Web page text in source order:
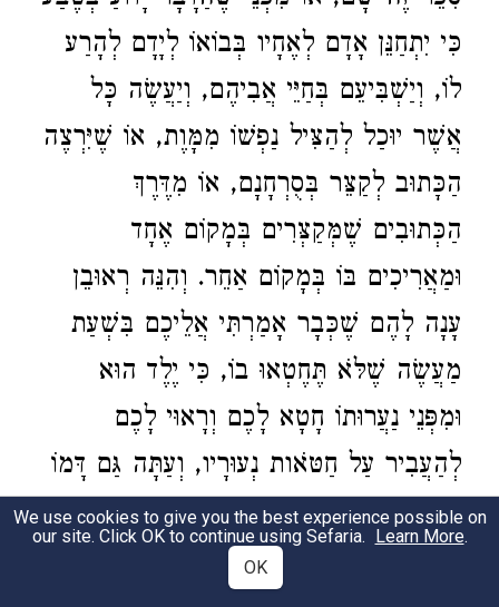
כִּי יִתְחַנֵּן אָדָם לְאֶחָיו בְּבוֹאוֹ לְיָדָם לְהָרַע
לוֹ, וְיַשְׁבִּיעֵם בְּחַיֵּי אֲבִיהֶם, וְיַעֲשֶׂה כָּל
אֲשֶׁר יוּכַל לְהַצִּיל נַפְשׁוֹ מִמָּוֶת, אוֹ שֶׁיִּרְצֶה
הַכָּתוּב לְקַצֵּר בְּסֻרְחָנָם, אוֹ מִדֶּרֶךְ
הַכְּתוּבִים שֶׁמְּקַצְּרִים בְּמָקוֹם אֶחָד
וּמַאֲרִיכִים בּוֹ בְּמָקוֹם אַחֵר. וְהִנֵּה רְאוּבֵן
עָנָה לָהֶם שֶׁכְּבָר אָמַרְתִּי אֲלֵיכֶם בִּשְׁעַת
מַעֲשֶׂה שֶׁלֹּא תֶּחֶטְאוּ בוֹ, כִּי יֶלֶד הוּא
וּמִפְּנֵי נַעֲרוּתוֹ חָטָא לָכֶם וְרָאוּי לָכֶם
לְהַעֲבִיר עַל חַטֹּאות נְעוּרָיו, וְעַתָּה גַּם דָּמוֹ
עִם הָאַכְזָרִיּוּת אֲשֶׁר אַתֶּם אוֹמְרִים הִנֵּה
נִדְרָשׁ. אוֹ יִהְיֶה פֵּרוּשׁ "גַם דָּמוֹ" אַף עַל פִּי
We use cookies to give you the best experience possible on
our site. Click OK to continue using Sefaria. Learn More.
OK